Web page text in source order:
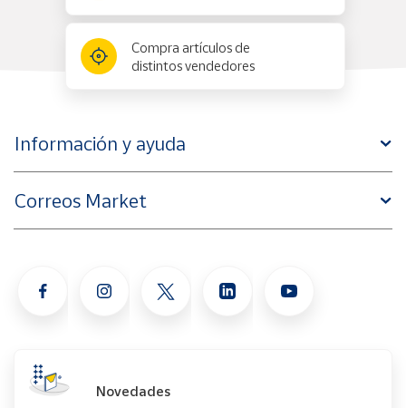
Compra artículos de
distintos vendedores
Información y ayuda
Correos Market
Novedades